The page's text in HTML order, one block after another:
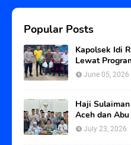
Popular Posts
Kapolsek Idi
Lewat
June 05, 2026
Haji
Aceh dan
Status Tanah
July 23, 2026